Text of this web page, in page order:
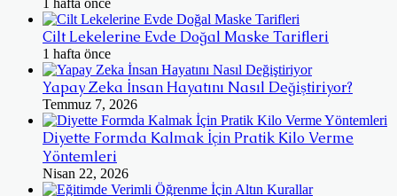
Cilt Lekelerine Evde Doğal Maske Tarifleri
1 hafta önce
Yapay Zeka İnsan Hayatını Nasıl Değiştiriyor?
Temmuz 7, 2026
Diyette Formda Kalmak İçin Pratik Kilo Verme
Yöntemleri
Nisan 22, 2026